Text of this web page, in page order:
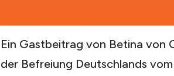
Ein Gastbeitrag von Betina von
der Befreiung Deutschlands